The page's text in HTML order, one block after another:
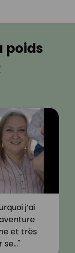
poids
j’ai
et très
se…"